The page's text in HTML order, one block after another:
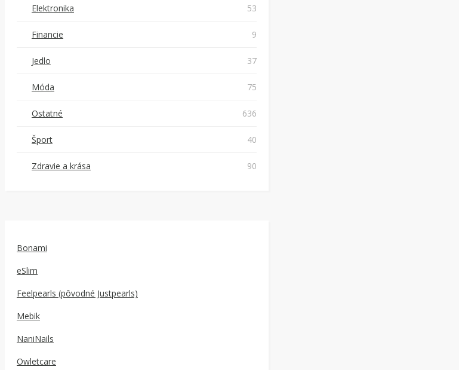
Elektronika 53
Financie 9
Jedlo 37
Móda 75
Ostatné 636
Šport 40
Zdravie a krása 90
Bonami
eSlim
Feelpearls (pôvodné Justpearls)
Mebik
NaniNails
Owletcare